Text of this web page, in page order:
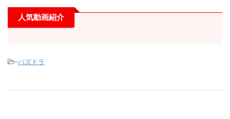
人気動画紹介
-パズドラ